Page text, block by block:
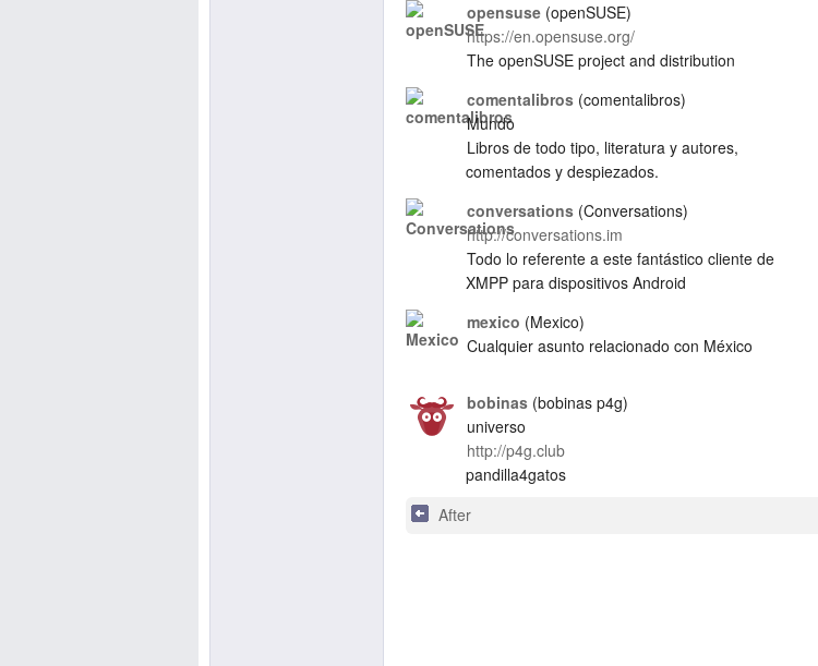
opensuse openSUSE
https://en.opensuse.org/
The openSUSE project and distribution
comentalibros comentalibros
Mundo
Libros de todo tipo, literatura y autores,
comentados y despiezados.
conversations Conversations
http://conversations.im
Todo lo referente a este fantástico cliente de
XMPP para dispositivos Android
mexico Mexico
Cualquier asunto relacionado con México
bobinas bobinas p4g
universo
http://p4g.club
pandilla4gatos
After